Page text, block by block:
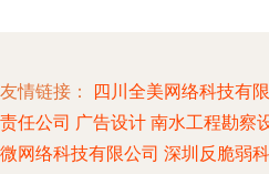
友情链接： 四川全美网络科技有
责任公司 广告设计 南水工程勘察
微网络科技有限公司 深圳反脆弱